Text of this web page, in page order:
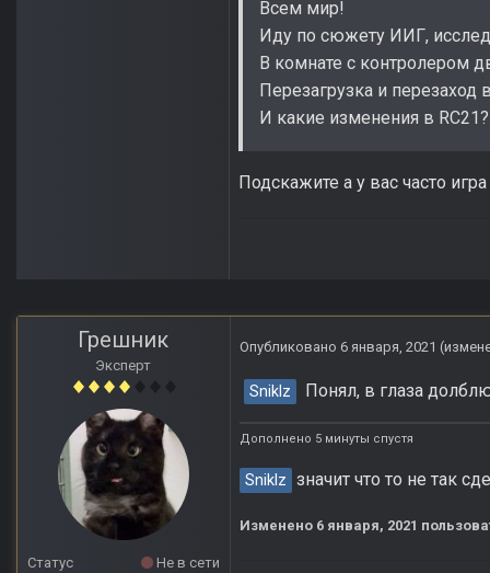
Всем мир!
Иду по сюжету ИИГ,
В комнате с контролером
Перезагрузка и
И какие изменения в RC21?
Подскажите а у вас часто
Грешник
Эксперт
Статус
Не в сети
Опубликовано 6 января, 2021
Sniklz Понял, в глаза
Дополнено 5 минуты спустя
Sniklz значит что то не так
Изменено 6 января, 2021